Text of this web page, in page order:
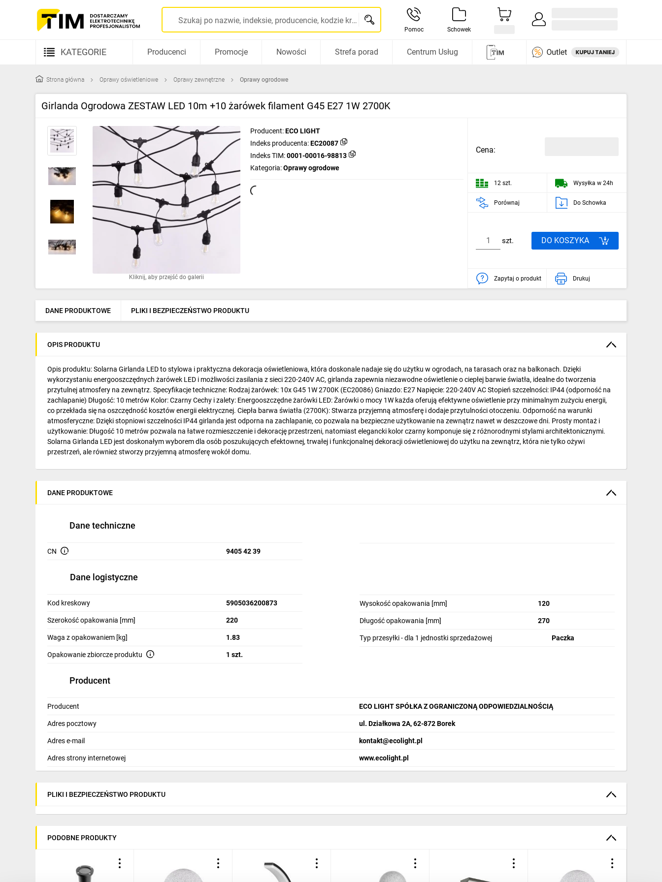
Szukaj po nazwie, indeksie, producencie, kodzie kreskowym...
Pomoc Schowek
KATEGORIE
Kable i przewody
Rozdzielnice i obudowy
Elementy prowadzenia kabli
Fotowoltaika
Gniazda i łączniki
Oprawy oświetleniowe
Pompy ciepła
Ogrzewanie
Elektronarzędzia i mierniki
Napędy elektryczne
Pneumatyka
Dom i ogród
Klimatyzacja
IT, GSM
Odzież ochronna i BHP
Elektronika
Smart home
Wentylacja i rekuperacja
Producenci Promocje Nowości Strefa porad Centrum Usług
Strona główna Oprawy oświetleniowe Oprawy zewnętrzne Oprawy ogrodowe
Girlanda Ogrodowa ZESTAW LED 10m +10 żarówek filament G45 E27 1W 2700K
Kliknij, aby przejść do galerii
Producent:ECO LIGHT
Indeks producenta:EC20087
Indeks TIM:0001-00016-98813
Kategoria:Oprawy ogrodowe
Cena:
12 szt. Wysyłka w 24h
Porównaj Do Schowka
szt. DO KOSZYKA
Zapytaj o produkt Drukuj
DANE PRODUKTOWE PLIKI I BEZPIECZEŃSTWO PRODUKTU
OPIS PRODUKTU
Opis produktu: Solarna Girlanda LED to stylowa i praktyczna dekoracja oświetleniowa, która doskonale nadaje się do użytku w ogrodach, na tarasach oraz na balkonach. Dzięki
wykorzystaniu energooszczędnych żarówek LED i możliwości zasilania z sieci 220-240V AC, girlanda zapewnia niezawodne oświetlenie o ciepłej barwie światła, idealne do tworzenia
przytulnej atmosfery na zewnątrz. Specyfikacje techniczne: Rodzaj żarówek: 10x G45 1W 2700K (EC20086) Gniazdo: E27 Napięcie: 220-240V AC Stopień szczelności: IP44 (odporność na
zachlapanie) Długość: 10 metrów Kolor: Czarny Cechy i zalety: Energooszczędne żarówki LED: Żarówki o mocy 1W każda oferują efektywne oświetlenie przy minimalnym zużyciu energii,
co przekłada się na oszczędność kosztów energii elektrycznej. Ciepła barwa światła (2700K): Stwarza przyjemną atmosferę i dodaje przytulności otoczeniu. Odporność na warunki
atmosferyczne: Dzięki stopniowi szczelności IP44 girlanda jest odporna na zachlapanie, co pozwala na bezpieczne użytkowanie na zewnątrz nawet w deszczowe dni. Prosty montaż i
użytkowanie: Długość 10 metrów pozwala na łatwe rozmieszczenie i dekorację przestrzeni, natomiast elegancki kolor czarny komponuje się z różnorodnymi stylami architektonicznymi.
Solarna Girlanda LED jest doskonałym wyborem dla osób poszukujących efektownej, trwałej i funkcjonalnej dekoracji oświetleniowej do użytku na zewnątrz, która nie tylko ożywi
przestrzeń, ale również stworzy przyjemną atmosferę wokół domu.
DANE PRODUKTOWE
Dane techniczne
CN 9405 42 39
Dane logistyczne
Kod kreskowy 5905036200873
Szerokość opakowania [mm] 220
Waga z opakowaniem [kg] 1.83
Opakowanie zbiorcze produktu 1 szt.
Wysokość opakowania [mm] 120
Długość opakowania [mm] 270
Typ przesyłki - dla 1 jednostki sprzedażowej Paczka
Producent
Producent ECO LIGHT SPÓŁKA Z OGRANICZONĄ ODPOWIEDZIALNOŚCIĄ
Adres pocztowy ul. Działkowa 2A, 62-872 Borek
Adres e-mail kontakt@ecolight.pl
Adres strony internetowej www.ecolight.pl
PLIKI I BEZPIECZEŃSTWO PRODUKTU
PODOBNE PRODUKTY